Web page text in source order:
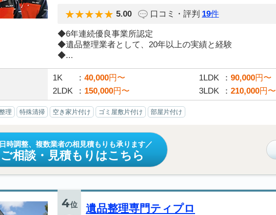
5.00 口コミ・評判 19件
◆6年連続優良事業所認定
◆遺品整理業者として、20年以上の実績と経験
◆...
1K 40,000円〜 1LDK 90,000円〜
2LDK
150,000円〜 3LDK 210,000円〜
理 特殊清掃 空き家片付け ゴミ屋敷片付け 部屋片付け
日時調整、複数業者の相見積もりも承ります
ご相談・見積もりはこちら
4位 遺品整理専門ティプロ